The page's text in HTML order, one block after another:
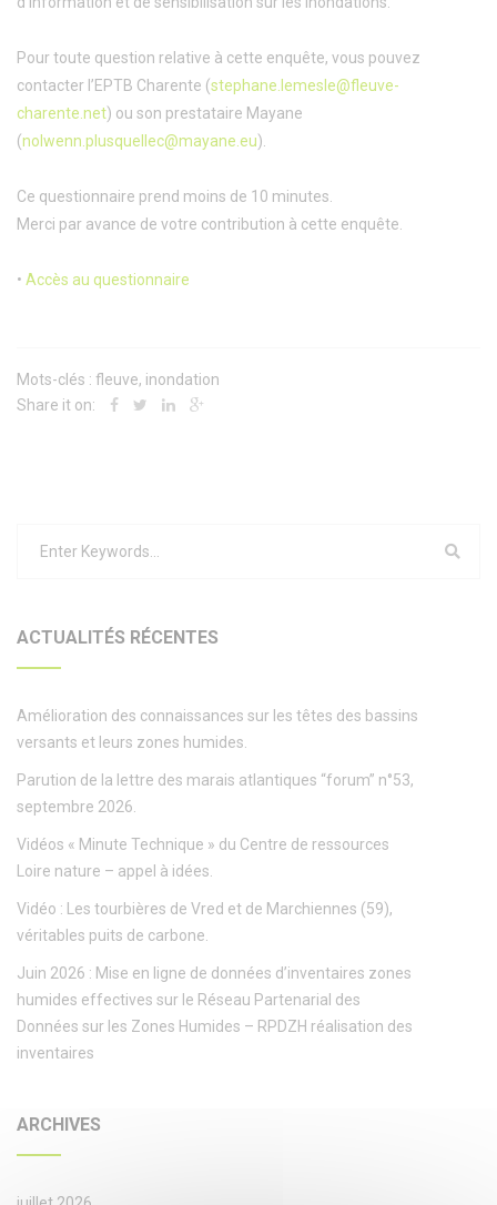
Pour toute question relative à cette enquête, vous pouvez
contacter l’EPTB Charente (stephane.lemesle@fleuve-
charente.net) ou son prestataire Mayane
(nolwenn.plusquellec@mayane.eu).
Ce questionnaire prend moins de 10 minutes.
Merci par avance de votre contribution à cette enquête.
• Accès au questionnaire
Mots-clés : fleuve, inondation
Share it on:
ACTUALITÉS RÉCENTES
Amélioration des connaissances sur les têtes des bassins
versants et leurs zones humides.
Parution de la lettre des marais atlantiques “forum” n°53,
septembre 2026.
Vidéos « Minute Technique » du Centre de ressources
Loire nature – appel à idées.
Vidéo : Les tourbières de Vred et de Marchiennes (59),
véritables puits de carbone.
Juin 2026 : Mise en ligne de données d’inventaires zones
humides effectives sur le Réseau Partenarial des
Données sur les Zones Humides – RPDZH réalisation des
inventaires
ARCHIVES